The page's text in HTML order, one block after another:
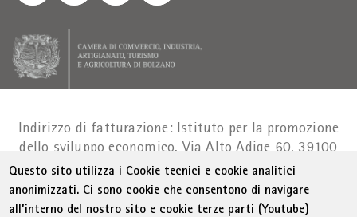
Indirizzo di fatturazione: Istituto per la promozione
dello sviluppo economico, Via Alto Adige 60, 39100
BolzanoPart. IVA 01716880214|administration-
as@bz.legalmail.camcom.it
Questo sito utilizza i Cookie tecnici e cookie analitici
anonimizzati. Ci sono cookie che consentono di navigare
all’interno del nostro sito e cookie terze parti (Youtube)